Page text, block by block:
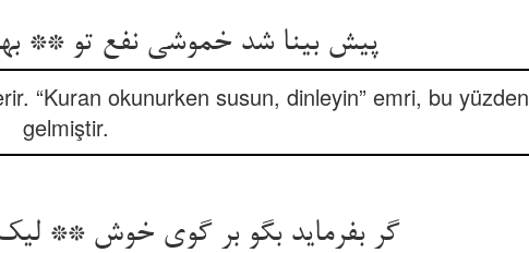
پیش بینا شد خموشی نفع تو **
“Kuran okunurken susun, dinleyin” emri, bu yüzden
gelmiştir.
گر بفرماید بگو بر گوی خوش **